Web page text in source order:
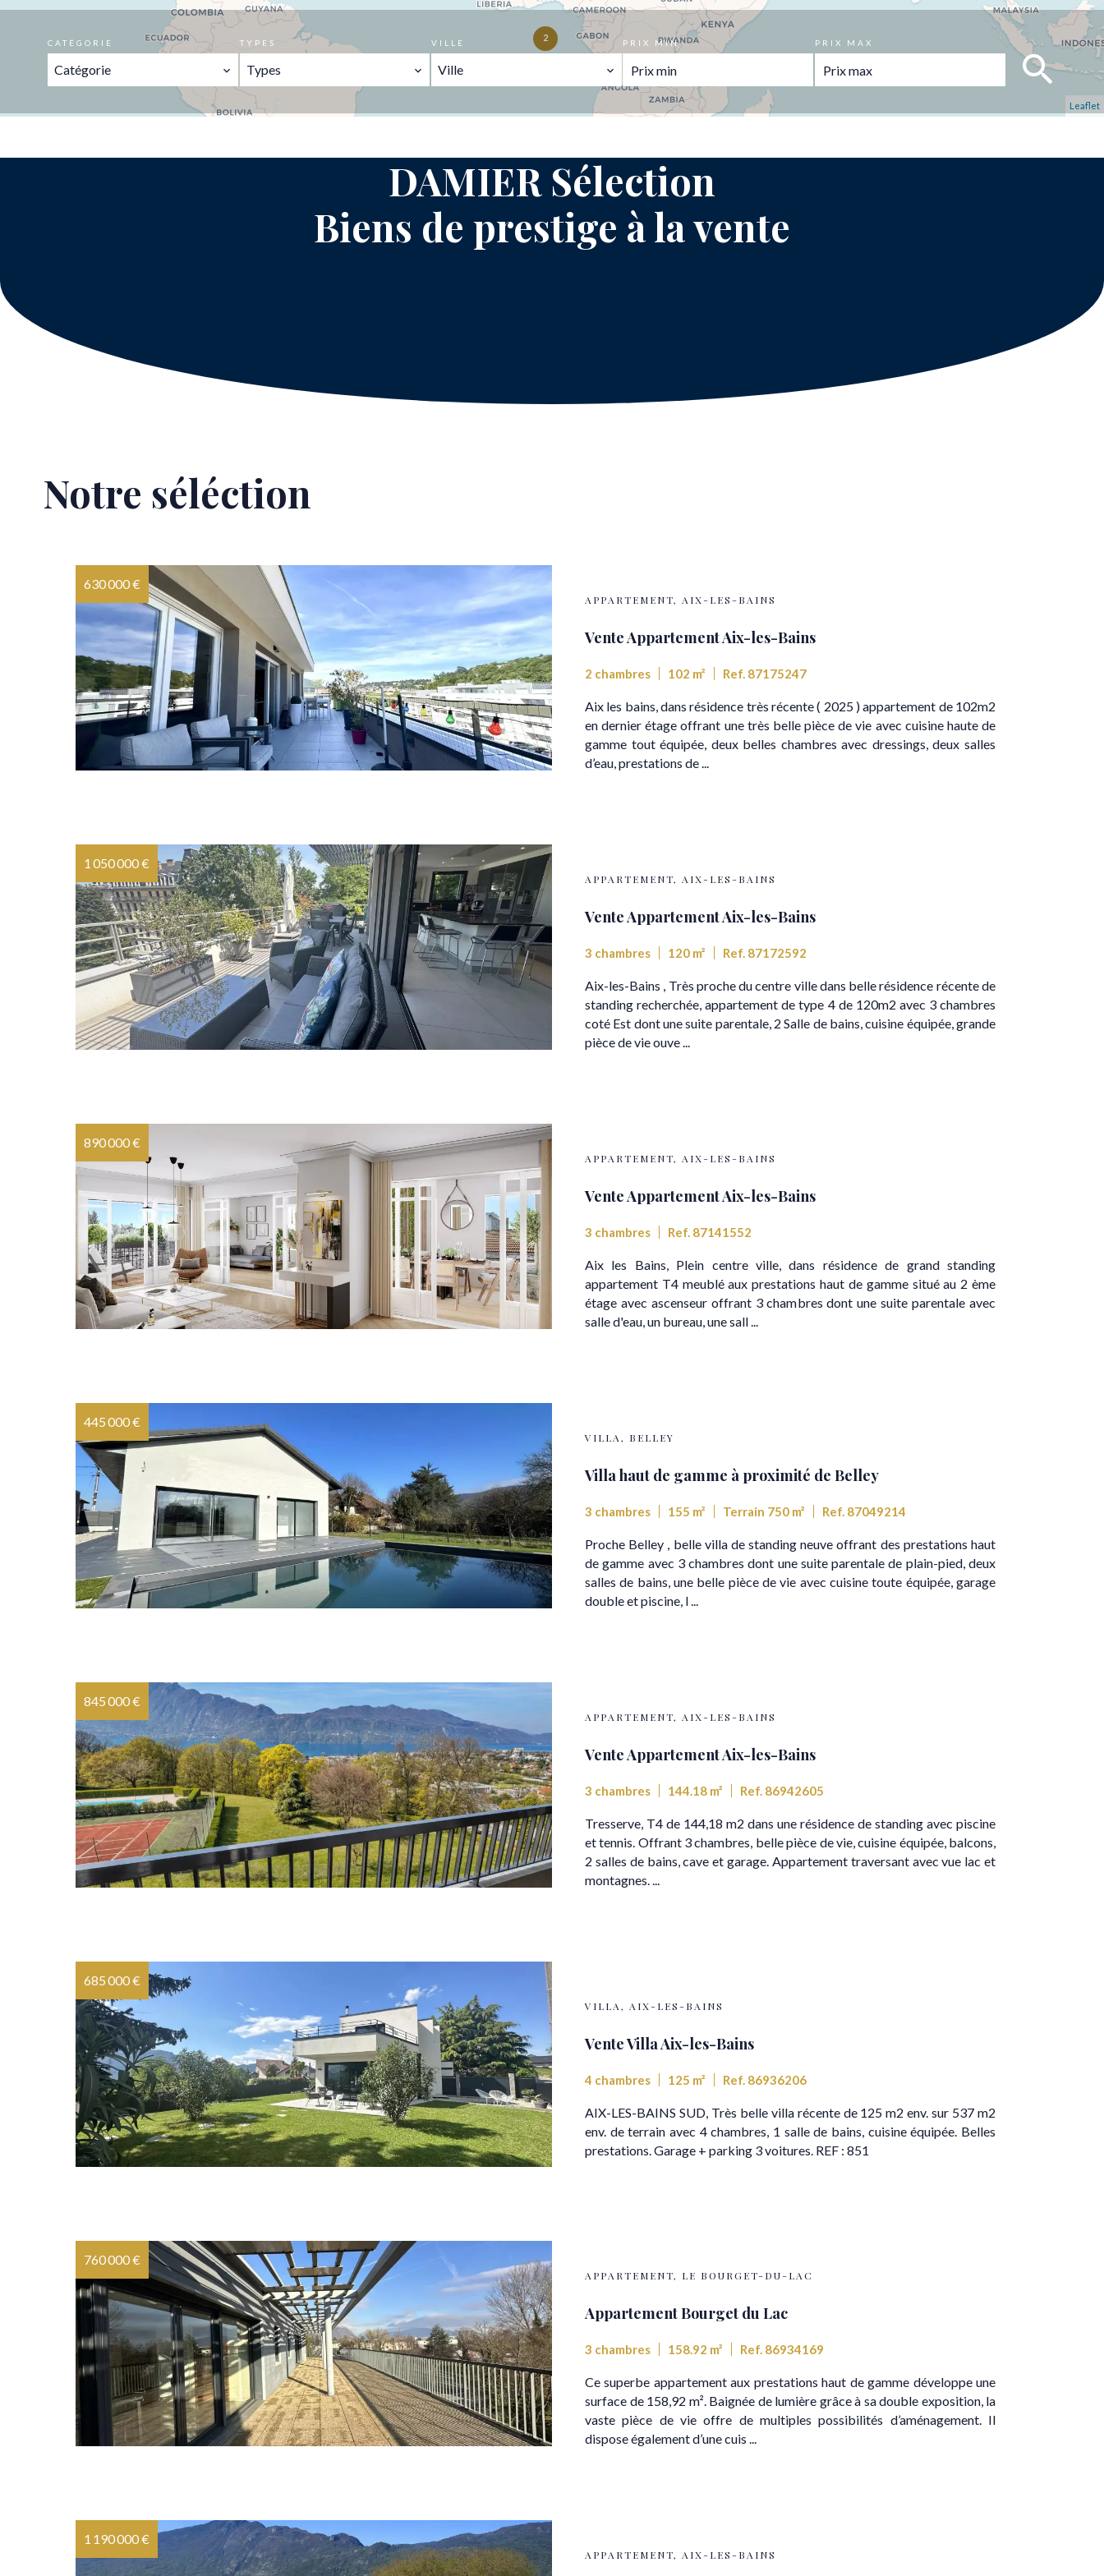
2
Leaflet
CATÉGORIE
Catégorie
TYPES
Types
VILLE
Ville
PRIX MIN PRIX MAX
DAMIER Sélection
Biens de prestige à la vente
Notre séléction
APPARTEMENT, AIX-LES-BAINS
Vente Appartement Aix-les-Bains
2 chambres 102 m² Ref. 87175247
Aix les bains, dans résidence très récente ( 2025 ) appartement de 102m2
en dernier étage offrant une très belle pièce de vie avec cuisine haute de
gamme tout équipée, deux belles chambres avec dressings, deux salles
d’eau, prestations de ...
630 000 €
APPARTEMENT, AIX-LES-BAINS
Vente Appartement Aix-les-Bains
3 chambres 120 m² Ref. 87172592
Aix-les-Bains , Très proche du centre ville dans belle résidence récente de
standing recherchée, appartement de type 4 de 120m2 avec 3 chambres
coté Est dont une suite parentale, 2 Salle de bains, cuisine équipée, grande
pièce de vie ouve ...
1 050 000 €
APPARTEMENT, AIX-LES-BAINS
Vente Appartement Aix-les-Bains
3 chambres Ref. 87141552
Aix les Bains, Plein centre ville, dans résidence de grand standing
appartement T4 meublé aux prestations haut de gamme situé au 2 ème
étage avec ascenseur offrant 3 chambres dont une suite parentale avec
salle d'eau, un bureau, une sall ...
890 000 €
VILLA, BELLEY
Villa haut de gamme à proximité de Belley
3 chambres 155 m² Terrain 750 m² Ref. 87049214
Proche Belley , belle villa de standing neuve offrant des prestations haut
de gamme avec 3 chambres dont une suite parentale de plain-pied, deux
salles de bains, une belle pièce de vie avec cuisine toute équipée, garage
double et piscine, l ...
445 000 €
APPARTEMENT, AIX-LES-BAINS
Vente Appartement Aix-les-Bains
3 chambres 144.18 m² Ref. 86942605
Tresserve, T4 de 144,18 m2 dans une résidence de standing avec piscine
et tennis. Offrant 3 chambres, belle pièce de vie, cuisine équipée, balcons,
2 salles de bains, cave et garage. Appartement traversant avec vue lac et
montagnes. ...
845 000 €
VILLA, AIX-LES-BAINS
Vente Villa Aix-les-Bains
4 chambres 125 m² Ref. 86936206
AIX-LES-BAINS SUD, Très belle villa récente de 125 m2 env. sur 537 m2
env. de terrain avec 4 chambres, 1 salle de bains, cuisine équipée. Belles
prestations. Garage + parking 3 voitures. REF : 851
685 000 €
APPARTEMENT, LE BOURGET-DU-LAC
Appartement Bourget du Lac
3 chambres 158.92 m² Ref. 86934169
Ce superbe appartement aux prestations haut de gamme développe une
surface de 158,92 m². Baignée de lumière grâce à sa double exposition, la
vaste pièce de vie offre de multiples possibilités d’aménagement. Il
dispose également d’une cuis ...
760 000 €
APPARTEMENT, AIX-LES-BAINS
1 190 000 €